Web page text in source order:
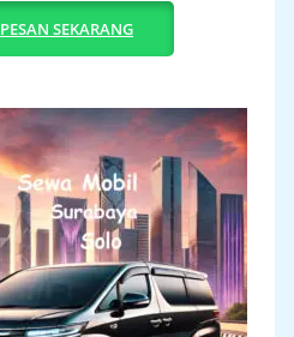
PESAN SEKARANG